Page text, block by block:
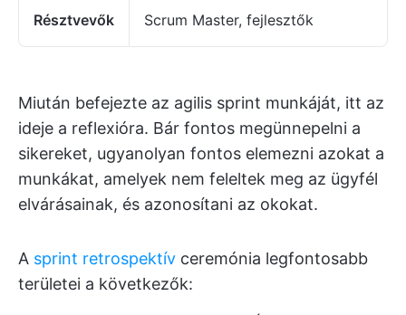
Résztvevők Scrum Master, fejlesztők
Miután befejezte az agilis sprint munkáját, itt az
ideje a reflexióra. Bár fontos megünnepelni a
sikereket, ugyanolyan fontos elemezni azokat a
munkákat, amelyek nem feleltek meg az ügyfél
elvárásainak, és azonosítani az okokat.
A sprint retrospektív ceremónia legfontosabb
területei a következők: